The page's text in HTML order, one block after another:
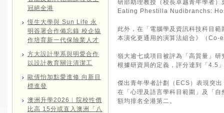
冠絕全港
恆生大學與 Sun Life 永
明簽署合作備忘錄 校企協
作培育新一代保險業人才
方大設計學系與明愛合作
以設計教育關注清潔工
歐倩怡加點愛進修 向新目
標進發
澳洲升學2026︱院校性價
比高 15分或直入澳洲「八
研部助理教授（校長卓越青年學者
Eating Phestilla Nudibranchs:
此外，在「電腦學及資訊科技科目
本演化更通用的演算法組合》（
嶺大逾七成項目被評為「高質量」研
根據研資局的定義，評分達到「4.5
傑出青年學者計劃（ECS）表現突出
在「心理及語言學科目範圍」及「
額均排名全港第二。